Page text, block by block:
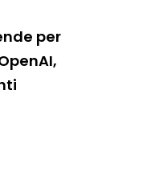
per